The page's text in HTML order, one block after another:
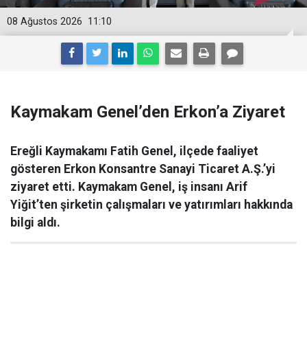
11:10
08 Ağustos 2026
Kaymakam Genel’den Erkon’a Ziyaret
Ereğli Kaymakamı Fatih Genel, ilçede faaliyet
gösteren Erkon Konsantre Sanayi Ticaret A.Ş.’yi
ziyaret etti. Kaymakam Genel, iş insanı Arif
Yiğit’ten şirketin çalışmaları ve yatırımları hakkında
bilgi aldı.